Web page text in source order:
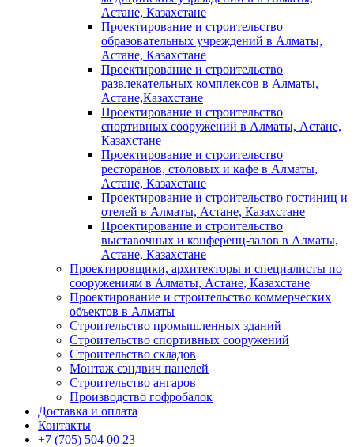
Астане, Казахстане
Проектирование и строительство
образовательных учреждений в Алматы,
Астане, Казахстане
Проектирование и строительство
развлекательных комплексов в Алматы,
Астане,Казахстане
Проектирование и строительство
спортивных сооружений в Алматы, Астане,
Казахстане
Проектирование и строительство
ресторанов, столовых и кафе в Алматы,
Астане, Казахстане
Проектирование и строительство гостиниц и
отелей в Алматы, Астане, Казахстане
Проектирование и строительство
выставочных и конференц-залов в Алматы,
Астане, Казахстане
Проектировщики, архитекторы и специалисты по
сооружениям в Алматы, Астане, Казахстане
Проектирование и строительство коммерческих
объектов в Алматы
Строительство промышленных зданий
Строительство спортивных сооружений
Строительство складов
Монтаж сэндвич панелей
Строительство ангаров
Производство гофробалок
Доставка и оплата
Контакты
+7 (705) 504 00 23